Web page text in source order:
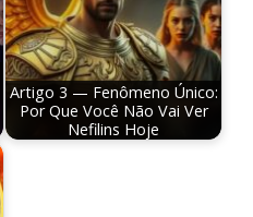
Artigo 3 — Fenômeno Único:
Por Que Você Não Vai Ver
Nefilins Hoje